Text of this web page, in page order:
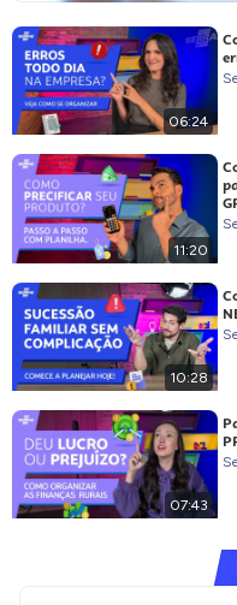
06:24
11:20
10:28
07:43